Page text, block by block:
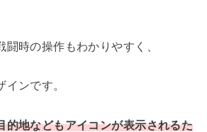
闘時の操作もわかりやすく、
ンです。
的地などもアイコンが表示されるた